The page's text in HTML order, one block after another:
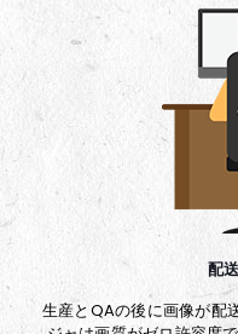
配
生産とQAの後に画像が配